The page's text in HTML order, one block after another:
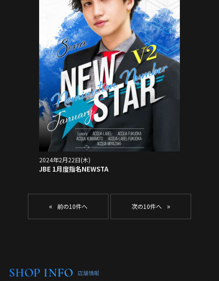
2024年2月22日(木)
JBE 1月度指名NEWSTA
« »
SHOP INFO 店舗情報